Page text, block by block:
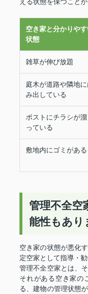
空き家と分かりや
状態
雑草が伸び放題
庭木が道路や隣地に
み出している
ポストにチラシが溜
っている
敷地内にゴミがある
管理不全空
能性もあり
空き家の状態が悪化
定空家として指導・
管理不全空家とは、
それがある空き家の
る、建物の管理状態